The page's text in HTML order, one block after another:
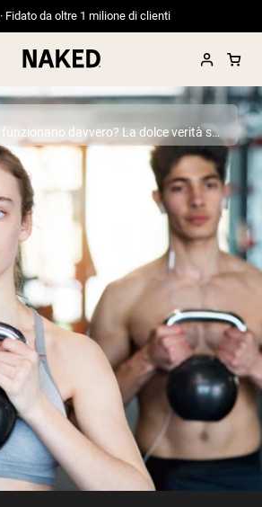
Fidato da oltre 1 milione di clienti
Best Seller
di piselli
del Siero di Latte da
al Pascolo
di collagene
al cioccolato da latte di mucche
a erba
di erba alimentata alla vaniglia
di latte da bovini alimentati a erba
All Protein Powders
I probiotici in gomma funzionano davvero? La dolce verità sui supplementi masticabili per la salute intestinale